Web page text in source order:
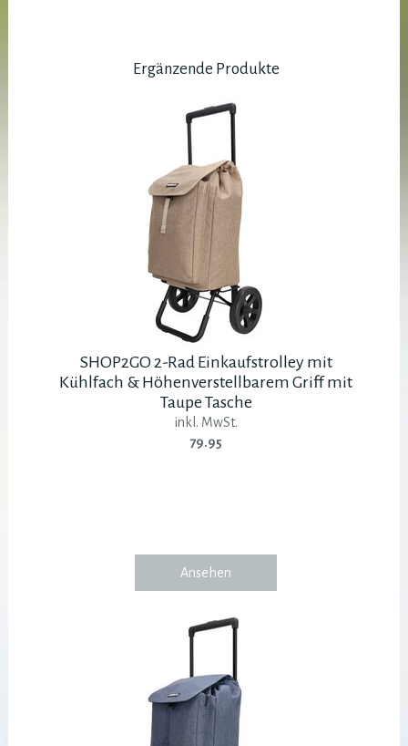
Ergänzende Produkte
SHOP2GO 2-Rad Einkaufstrolley mit
Kühlfach & Höhenverstellbarem Griff mit
Taupe Tasche
inkl. MwSt.
79.95
Ansehen